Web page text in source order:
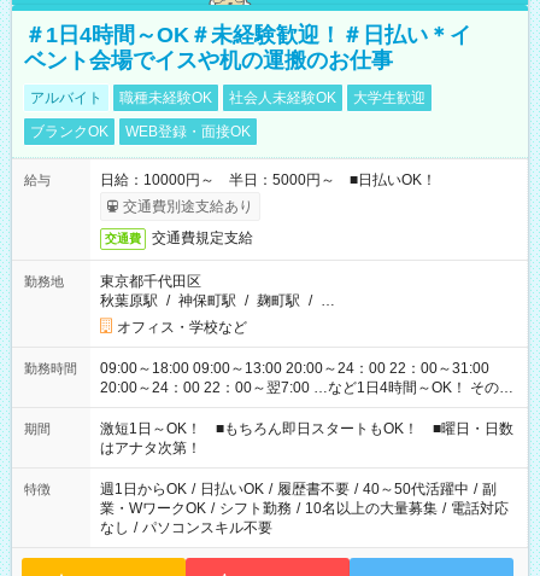
＃1日4時間～OK＃未経験歓迎！＃日払い＊イ
ベント会場でイスや机の運搬のお仕事
アルバイト 職種未経験OK 社会人未経験OK
大学生歓迎
ブランクOK
WEB登録・面接OK
給与
日給：10000円～ 半日：5000円～ ■日払いOK！
交通費別途支給あり
交通費 交通費規定支給
勤務地
東京都千代田区
秋葉原駅 / 神保町駅 / 麹町駅 / …
オフィス・学校など
勤務時間
09:00～18:00 09:00～13:00 20:00～24：00 22：00～31:00
20:00～24：00 22：00～翌7:00 …など1日4時間～OK！ その他
シフトもございます！ お気軽にご相談ください！
期間
激短1日～OK！ ■もちろん即日スタートもOK！ ■曜日・日数
はアナタ次第！
特徴 週1日からOK / 日払いOK / 履歴書不要 / 40～50代活躍中 / 副
業・WワークOK / シフト勤務 / 10名以上の大量募集 / 電話対応
なし / パソコンスキル不要